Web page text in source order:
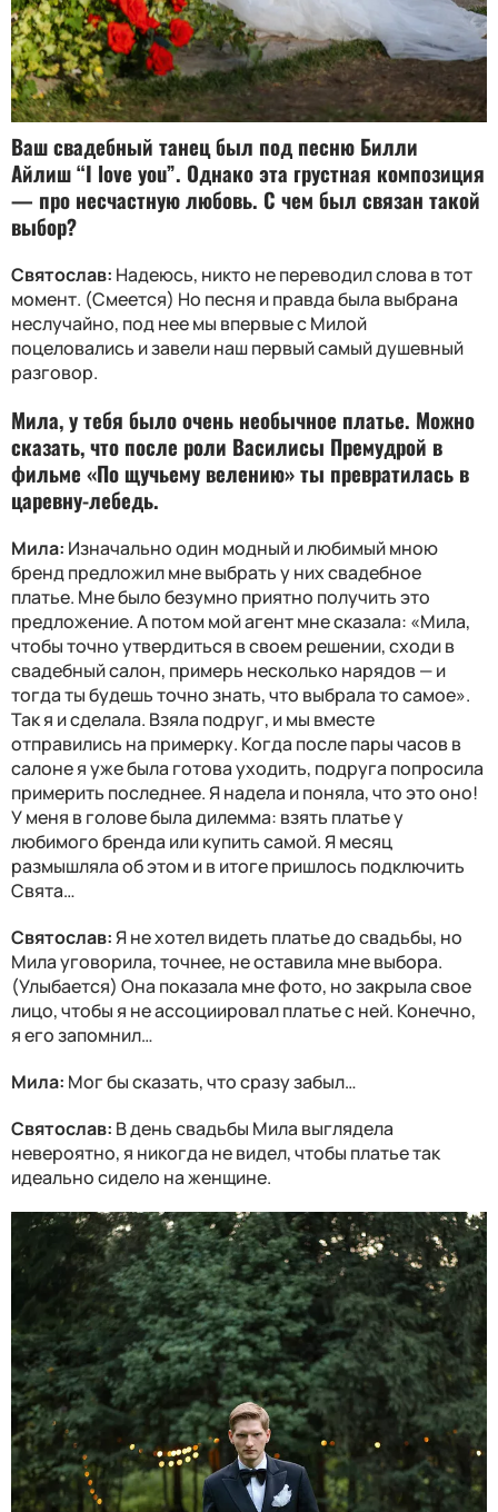
Ваш свадебный танец был под песню Билли
Айлиш“I love you”. Однако эта грустная композиция
— про несчастную любовь. С чем был связан такой
выбор?
Святослав: Надеюсь, никто не переводил слова в тот
момент. (Смеется) Но песня и правда была выбрана
неслучайно, под нее мы впервые с Милой
поцеловались и завели наш первый самый душевный
разговор.
Мила, у тебя было очень необычное платье. Можно
сказать, что после роли Василисы Премудрой в
фильме «По щучьему велению» ты превратилась в
царевну-лебедь.
Мила: Изначально один модный и любимый мною
бренд предложил мне выбрать у них свадебное
платье. Мне было безумно приятно получить это
предложение. А потом мой агент мне сказала: «Мила,
чтобы точно утвердиться в своем решении, сходи в
свадебный салон, примерь несколько нарядов — и
тогда ты будешь точно знать, что выбрала то самое».
Так я и сделала. Взяла подруг, и мы вместе
отправились на примерку. Когда после пары часов в
салоне я уже была готова уходить, подруга попросила
примерить последнее. Я надела и поняла, что это оно!
У меня в голове была дилемма: взять платье у
любимого бренда или купить самой. Я месяц
размышляла об этом и в итоге пришлось подключить
Свята…
Святослав:Я не хотел видеть платье до свадьбы, но
Мила уговорила, точнее, не оставила мне выбора.
(Улыбается) Она показала мне фото, но закрыла свое
лицо, чтобы я не ассоциировал платье с ней. Конечно,
я его запомнил…
Мила: Мог бы сказать, что сразу забыл…
Святослав: В день свадьбы Мила выглядела
невероятно, я никогда не видел, чтобы платье так
идеально сидело на женщине.